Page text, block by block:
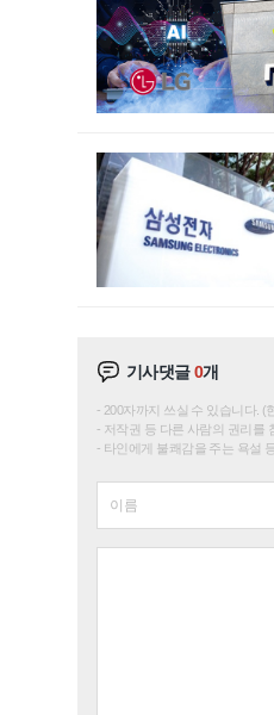
기사댓글0개
200자까지 쓰실 수 있습니다. (
저작권 등 다른 사람의 권리를
타인에게 불쾌감을 주는 욕설